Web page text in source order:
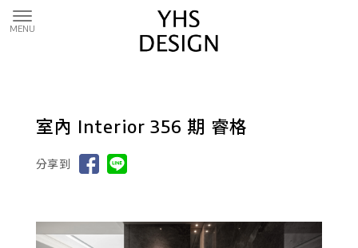
室內 Interior 356 期 睿格
分享到